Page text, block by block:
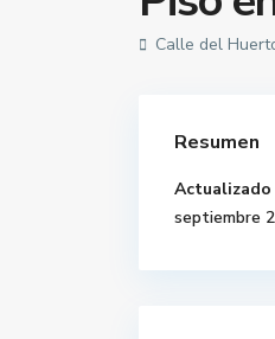
Calle del
Resumen
Actualizado
septiembre